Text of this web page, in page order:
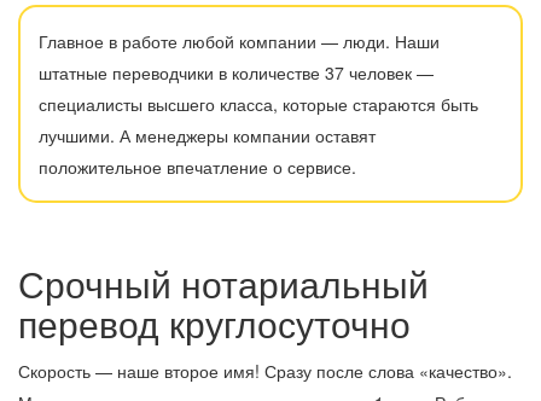
Главное в работе любой компании — люди. Наши
штатные переводчики в количестве 37 человек —
специалисты высшего класса, которые стараются быть
лучшими. А менеджеры компании оставят
положительное впечатление о сервисе.
Срочный нотариальный
перевод круглосуточно
Скорость — наше второе имя! Сразу после слова «качество».